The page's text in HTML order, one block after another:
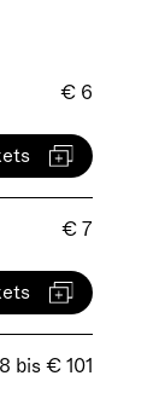
€ 6
€ 7
bis € 101